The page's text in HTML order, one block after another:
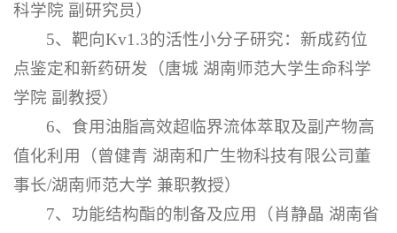
科学院 副研究员）
5、靶向Kv1.3的活性小分子研究：新成药位
点鉴定和新药研发（唐城 湖南师范大学生命科学
学院 副教授）
6、食用油脂高效超临界流体萃取及副产物高
值化利用（曾健青 湖南和广生物科技有限公司董
事长/湖南师范大学 兼职教授）
7、功能结构酯的制备及应用（肖静晶 湖南省